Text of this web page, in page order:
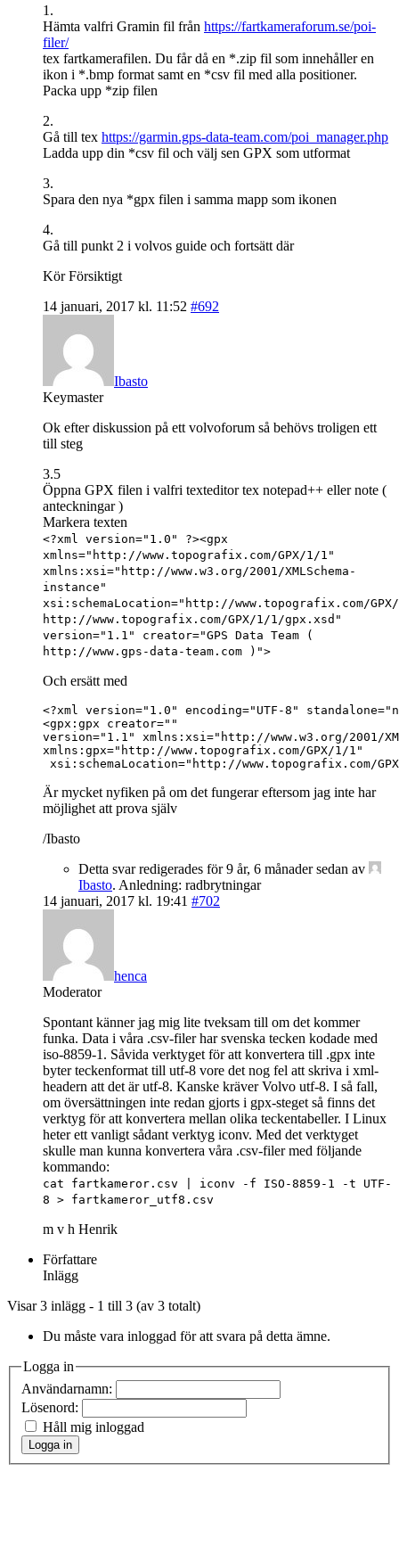
1.
Hämta valfri Gramin fil från https://fartkameraforum.se/poi-
filer/
tex fartkamerafilen. Du får då en *.zip fil som innehåller en
ikon i *.bmp format samt en *csv fil med alla positioner.
Packa upp *zip filen
2.
Gå till tex https://garmin.gps-data-team.com/poi_manager.php
Ladda upp din *csv fil och välj sen GPX som utformat
3.
Spara den nya *gpx filen i samma mapp som ikonen
4.
Gå till punkt 2 i volvos guide och fortsätt där
Kör Försiktigt
14 januari, 2017 kl. 11:52 #692
Ibasto
Keymaster
Ok efter diskussion på ett volvoforum så behövs troligen ett
till steg
3.5
Öppna GPX filen i valfri texteditor tex notepad++ eller note (
anteckningar )
Markera texten
<?xml version="1.0" ?><gpx
xmlns="http://www.topografix.com/GPX/1/1"
xmlns:xsi="http://www.w3.org/2001/XMLSchema-
instance"
xsi:schemaLocation="http://www.topografix.com/
http://www.topografix.com/GPX/1/1/gpx.xsd"
version="1.1" creator="GPS Data Team (
http://www.gps-data-team.com )">
Och ersätt med
<?xml version="1.0" encoding="UTF-8"
<gpx:gpx creator=""
version="1.1" xmlns:xsi="http://www.w3.org/2001/
xmlns:gpx="http://www.topografix.com/GPX/1/1"
xsi:schemaLocation="http://www.topografix.com/
Är mycket nyfiken på om det fungerar eftersom jag inte har
möjlighet att prova själv
/Ibasto
Detta svar redigerades för 9 år, 6 månader sedan av
Ibasto. Anledning: radbrytningar
14 januari, 2017 kl. 19:41 #702
henca
Moderator
Spontant känner jag mig lite tveksam till om det kommer
funka. Data i våra .csv-filer har svenska tecken kodade med
iso-8859-1. Såvida verktyget för att konvertera till .gpx inte
byter teckenformat till utf-8 vore det nog fel att skriva i xml-
headern att det är utf-8. Kanske kräver Volvo utf-8. I så fall,
om översättningen inte redan gjorts i gpx-steget så finns det
verktyg för att konvertera mellan olika teckentabeller. I Linux
heter ett vanligt sådant verktyg iconv. Med det verktyget
skulle man kunna konvertera våra .csv-filer med följande
kommando:
cat fartkameror.csv | iconv -f ISO-8859-1 -t UTF-
8 > fartkameror_utf8.csv
m v h Henrik
Författare
Inlägg
Visar 3 inlägg - 1 till 3 (av 3 totalt)
Du måste vara inloggad för att svara på detta ämne.
Logga in
Användarnamn:
Lösenord:
Håll mig inloggad
Logga in